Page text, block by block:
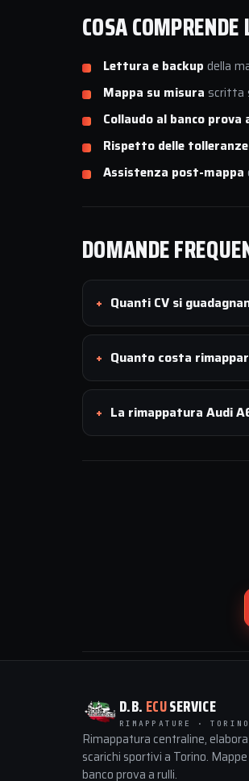
COSA
Lettura e backup della
Mappa su misura scritta
Collaudo al banco prova
Rispetto delle tolleranze
Assistenza post-mappa
DOMANDE
Quanti CV si
Quanto costa
La rimappatura Audi
D.B. ECUSERVICE
RIMAPPATURE · TORINO
Rimappatura centraline,
scarichi sportivi a Torino.
banco prova a rulli.